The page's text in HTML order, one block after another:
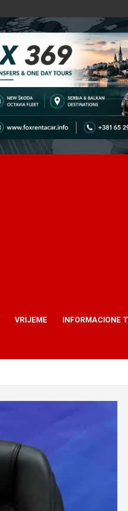
VRIJEME INFORMACIONE